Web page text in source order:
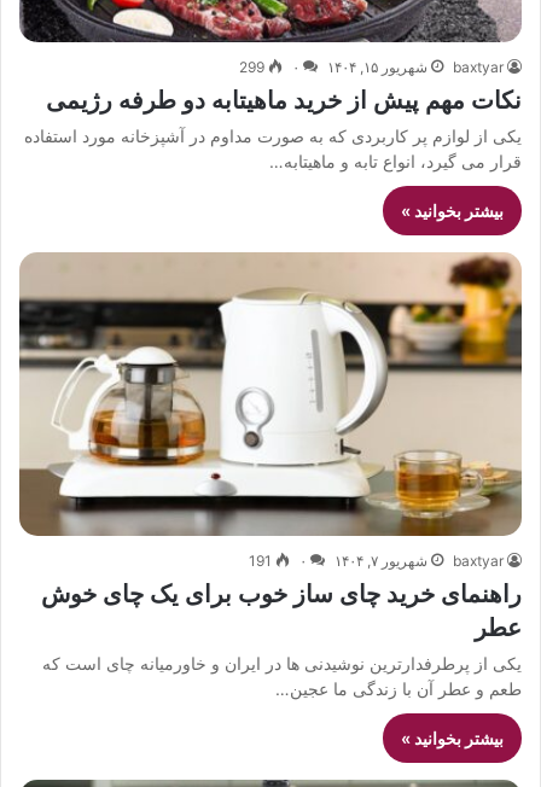
baxtyar شهریور ۱۵, ۱۴۰۴ ۰ 299
نکات مهم پیش از خرید ماهیتابه دو طرفه رژیمی
یکی از لوازم پر کاربردی که به صورت مداوم در آشپزخانه مورد استفاده
قرار می گیرد، انواع تابه و ماهیتابه…
بیشتر بخوانید »
baxtyar شهریور ۷, ۱۴۰۴ ۰ 191
راهنمای خرید چای ساز خوب برای یک چای خوش
عطر
یکی از پرطرفدارترین نوشیدنی ها در ایران و خاورمیانه چای است که
طعم و عطر آن با زندگی ما عجین…
بیشتر بخوانید »